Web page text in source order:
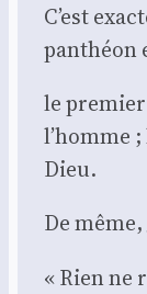
C’est
pan­théon
le
l’homme
Dieu.
De
« Rien ne